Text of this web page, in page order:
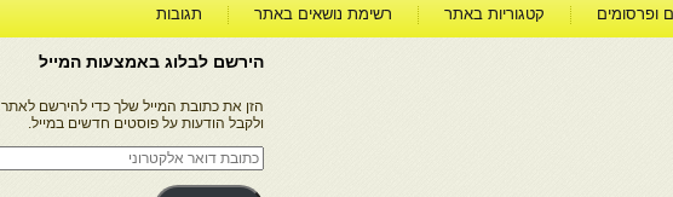
ופרסומים קטגוריות באתר רשימת נושאים באתר תגובות
הירשם לבלוג באמצעות המייל
הזן את כתובת המייל שלך כדי להירשם לאתר
ולקבל הודעות על פוסטים חדשים במייל.
כתובת
דואר
אלקטרוני